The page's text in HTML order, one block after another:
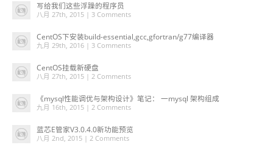
写给我们这些浮躁的程序员
八月 27th, 2015 | 3 Comments
CentOS下安装build-essential,gcc,gfortran/g77编译器
九月 29th, 2016 | 3 Comments
CentOS挂载新硬盘
八月 27th, 2015 | 2 Comments
《mysql性能调优与架构设计》笔记： 一mysql 架构组成
九月 16th, 2015 | 2 Comments
蓝芯E管家V3.0.4.0新功能预览
八月 2nd, 2015 | 2 Comments